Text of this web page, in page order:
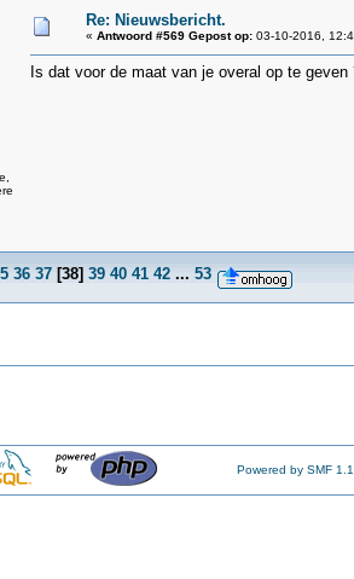
Re: Nieuwsbericht.
« Antwoord #569 Gepost op:03-10-2016,
Is dat voor de maat van je overal op te geven
36 37[38] 39 40 41 42 ... 53
Powered by SMF